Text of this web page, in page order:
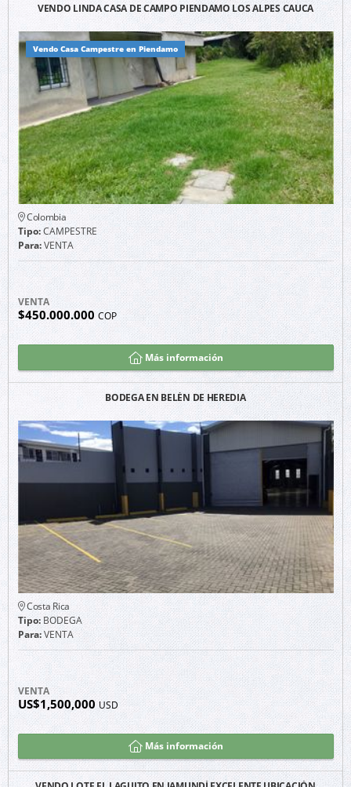
VENDO LINDA CASA DE CAMPO PIENDAMO LOS ALPES CAUCA
Vendo Casa Campestre en Piendamo
Colombia
Tipo:CAMPESTRE
Para:VENTA
VENTA
$450.000.000COP
Más información
BODEGA EN BELÉN DE HEREDIA
Costa Rica
Tipo:BODEGA
Para:VENTA
VENTA
US$1,500,000USD
Más información